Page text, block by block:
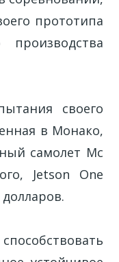
прототипа
своего
в Монако,
самолет Mc
Jetson One